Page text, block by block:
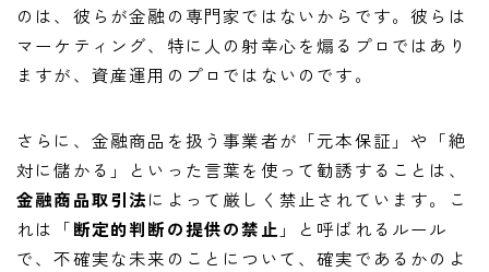
のは、彼らが金融の専門家ではないからです。彼らは
マーケティング、特に人の射幸心を煽るプロではあり
ますが、資産運用のプロではないのです。
さらに、金融商品を扱う事業者が「元本保証」や「絶
対に儲かる」といった言葉を使って勧誘することは、
金融商品取引法によって厳しく禁止されています。こ
れは「断定的判断の提供の禁止 」と呼ばれるルール
で、不確実な未来のことについて、確実であるかのよ